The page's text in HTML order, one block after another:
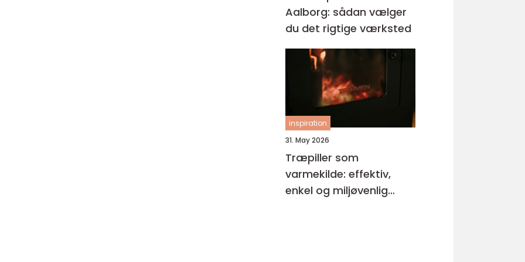
Aalborg: sådan vælger
du det rigtige værksted
inspiration
31. May 2026
Træpiller som
varmekilde: effektiv,
enkel og miljøvenlig